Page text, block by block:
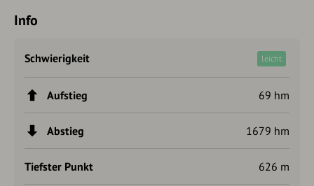
Info
Schwierigkeit leicht
Aufstieg 69 hm
Abstieg 1679 hm
Tiefster Punkt 626 m